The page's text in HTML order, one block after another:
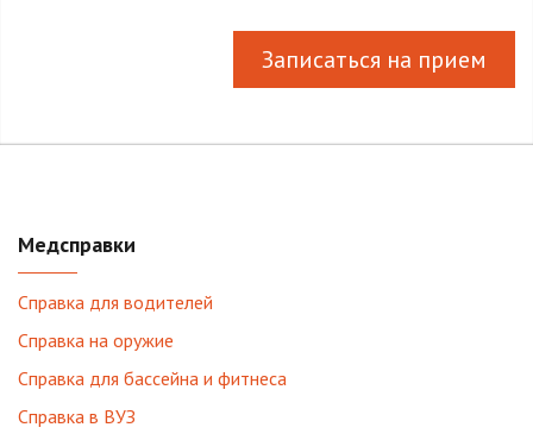
Записаться на прием
Медсправки
Справка для водителей
Справка на оружие
Справка для бассейна и фитнеса
Справка в ВУЗ